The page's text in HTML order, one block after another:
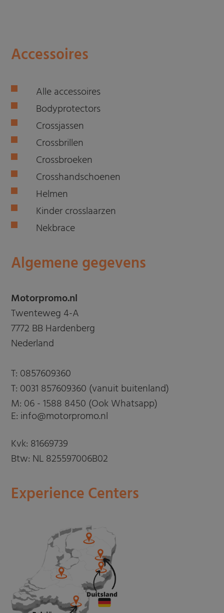
Accessoires
Alle accessoires
Bodyprotectors
Crossjassen
Crossbrillen
Crossbroeken
Crosshandschoenen
Helmen
Kinder crosslaarzen
Nekbrace
Algemene gegevens
Motorpromo.nl
Twenteweg 4-A
7772 BB Hardenberg
Nederland
T: 0857609360
T: 0031 857609360 (vanuit buitenland)
M: 06 - 1588 8450 (Ook Whatsapp)
E: info@motorpromo.nl
Kvk: 81669739
Btw: NL 825597006B02
Experience Centers